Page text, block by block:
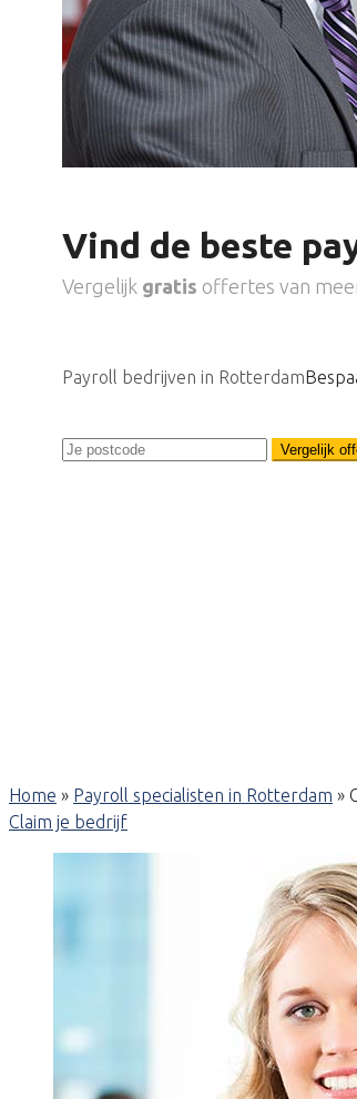
Vind de beste
Vergelijk gratis offertes van
Payroll bedrijven in Rotterdam
Vergelijk
Home » Payroll specialisten in Rotterdam »
Claim je bedrijf